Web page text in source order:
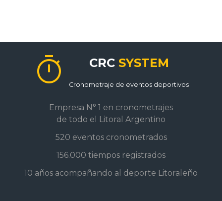
timer CRC SYSTEM
Cronometraje de eventos deportivos
Empresa N° 1 en cronometrajes
de todo el Litoral Argentino
520 eventos cronometrados
156.000 tiempos registrados
10 años acompañando al deporte Litoraleño